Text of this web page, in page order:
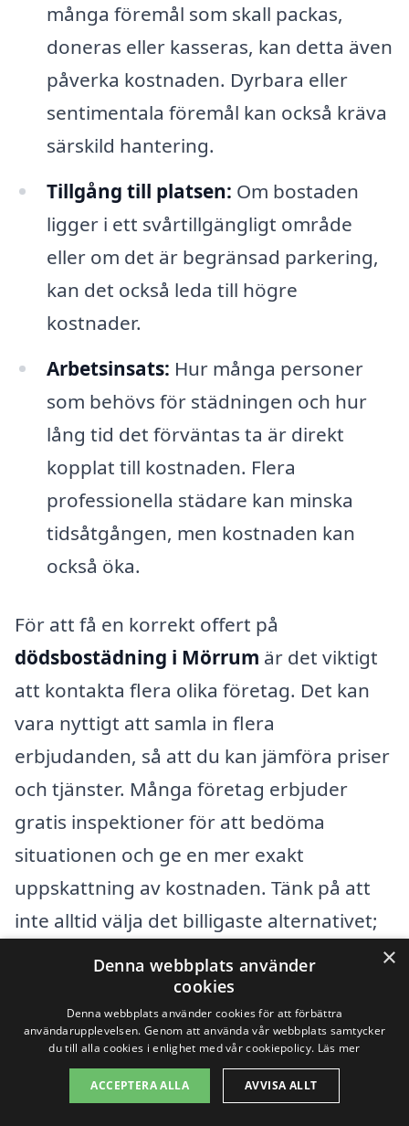
många föremål som skall packas,
doneras eller kasseras, kan detta även
påverka kostnaden. Dyrbara eller
sentimentala föremål kan också kräva
särskild hantering.
Tillgång till platsen: Om bostaden
ligger i ett svårtillgängligt område
eller om det är begränsad parkering,
kan det också leda till högre
kostnader.
Arbetsinsats: Hur många personer
som behövs för städningen och hur
lång tid det förväntas ta är direkt
kopplat till kostnaden. Flera
professionella städare kan minska
tidsåtgången, men kostnaden kan
också öka.
För att få en korrekt offert på
dödsbostädning i Mörrum är det viktigt
att kontakta flera olika företag. Det kan
vara nyttigt att samla in flera
erbjudanden, så att du kan jämföra priser
och tjänster. Många företag erbjuder
gratis inspektioner för att bedöma
situationen och ge en mer exakt
uppskattning av kostnaden. Tänk på att
inte alltid välja det billigaste alternativet;
kvaliteten på städningen och företagets
rykte är också viktiga faktorer att
överväga.
Att välja rätt företag fördödsbostädning
i Mörrumkan hjälpa till att göra en svår
×
Denna webbplats använder
cookies
Denna webbplats använder cookies för att förbättra
användarupplevelsen. Genom att använda vår webbplats samtycker
du till alla cookies i enlighet med vår cookiepolicy. Läs mer
ACCEPTERA ALLA AVVISA ALLT